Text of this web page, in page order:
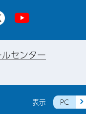
表示 PC
センター